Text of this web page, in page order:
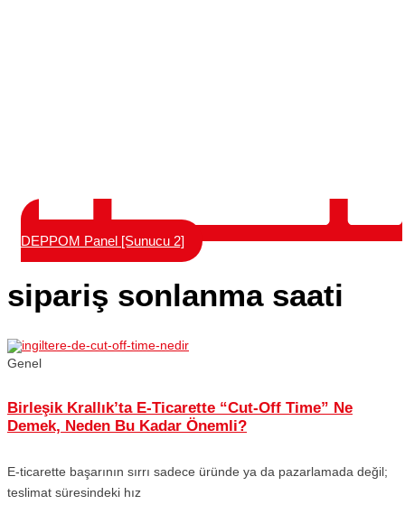
DEPPOM Panel [Sunucu 2]
sipariş sonlanma saati
Genel
Birleşik Krallık’ta E-Ticarette “Cut-Off Time” Ne
Demek, Neden Bu Kadar Önemli?
E-ticarette başarının sırrı sadece üründe ya da pazarlamada değil;
teslimat süresindeki hız